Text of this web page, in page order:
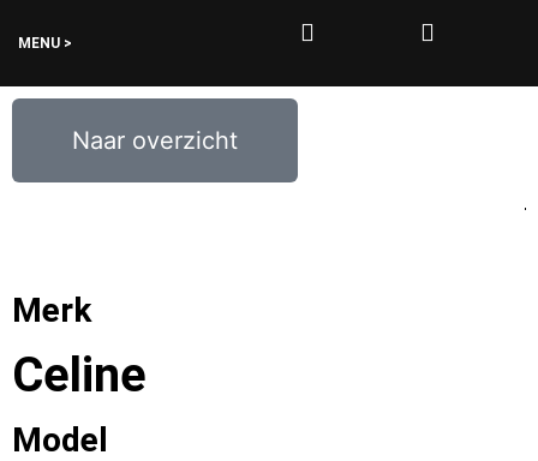
MENU >
Naar overzicht
0,00
Merk
Celine
Model